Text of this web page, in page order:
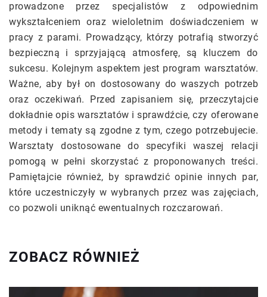
prowadzone przez specjalistów z odpowiednim
wykształceniem oraz wieloletnim doświadczeniem w
pracy z parami. Prowadzący, którzy potrafią stworzyć
bezpieczną i sprzyjającą atmosferę, są kluczem do
sukcesu. Kolejnym aspektem jest program warsztatów.
Ważne, aby był on dostosowany do waszych potrzeb
oraz oczekiwań. Przed zapisaniem się, przeczytajcie
dokładnie opis warsztatów i sprawdźcie, czy oferowane
metody i tematy są zgodne z tym, czego potrzebujecie.
Warsztaty dostosowane do specyfiki waszej relacji
pomogą w pełni skorzystać z proponowanych treści.
Pamiętajcie również, by sprawdzić opinie innych par,
które uczestniczyły w wybranych przez was zajęciach,
co pozwoli uniknąć ewentualnych rozczarowań.
ZOBACZ RÓWNIEŻ